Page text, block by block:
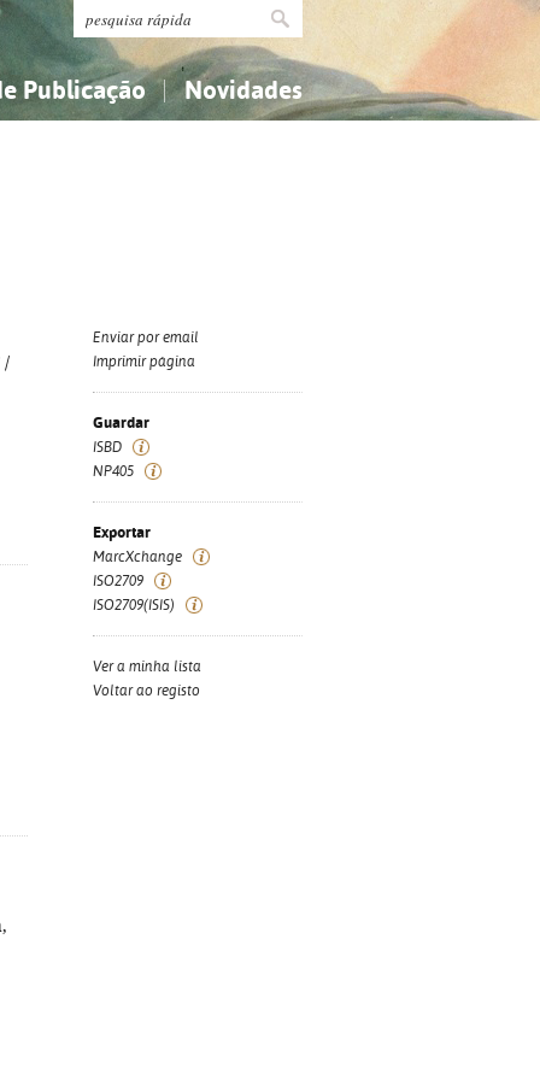
Publicação Novidades
/
Enviar por email
Imprimir página
Guardar
ISBD
NP405
Exportar
MarcXchange
ISO2709
ISO2709(ISIS)
Ver a minha lista
Voltar ao registo